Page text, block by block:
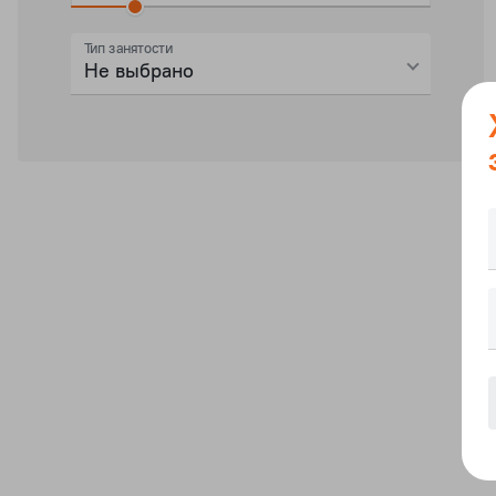
Тип занятости
Не выбрано